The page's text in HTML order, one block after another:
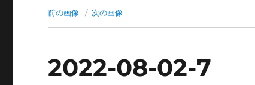
前の画像 次の画像
2022-08-02-7